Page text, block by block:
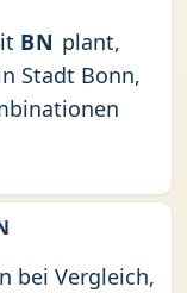
BN plant,
Stadt Bonn,
bei Vergleich,